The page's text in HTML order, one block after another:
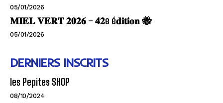
05/01/2026
𝐌𝐈𝐄𝐋 𝐕𝐄𝐑𝐓 𝟐𝟎𝟐𝟔 – 𝟒𝟐e é𝐝𝐢𝐭𝐢𝐨𝐧 🐝
05/01/2026
DERNIERS INSCRITS
les Pepites SHOP
08/10/2024